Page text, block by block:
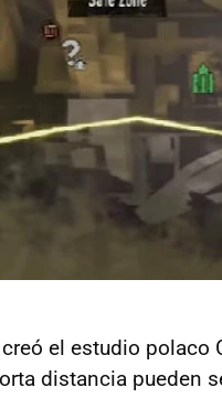
el estudio polaco
distancia pueden